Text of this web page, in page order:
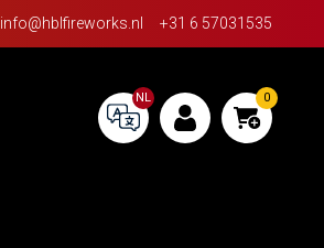
info@hblfireworks.nl +31 6 57031535
NL 0